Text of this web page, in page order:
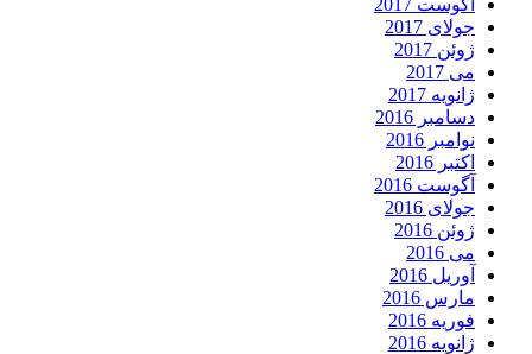
جولای 2017
ژوئن 2017
می 2017
ژانویه 2017
دسامبر 2016
نوامبر 2016
اکتبر 2016
آگوست 2016
جولای 2016
ژوئن 2016
می 2016
آوریل 2016
مارس 2016
فوریه 2016
ژانویه 2016